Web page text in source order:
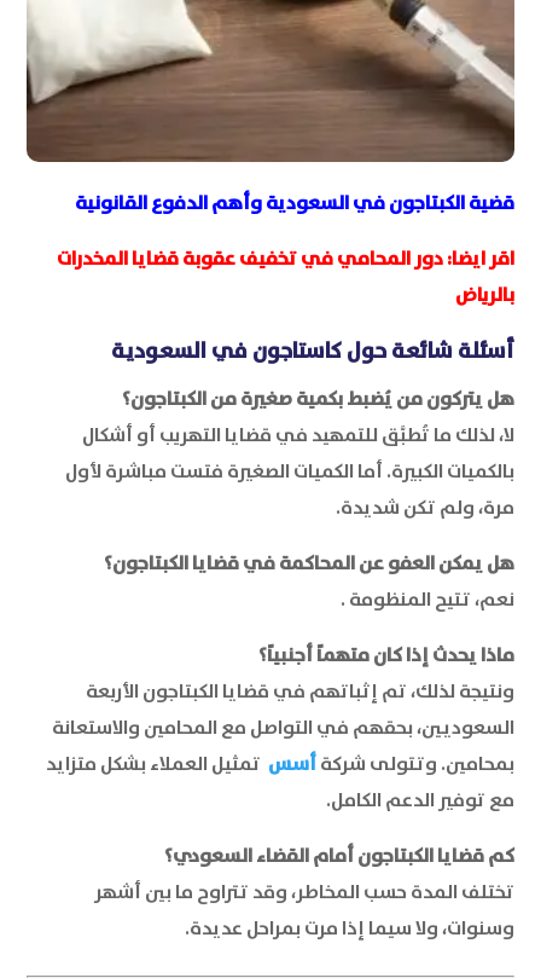
قضية الكبتاجون في السعودية وأهم الدفوع القانونية
اقر ايضا:دور المحامي في تخفيف عقوبة قضايا المخدرات
بالرياض
أسئلة شائعة حول كاستاجون في السعودية
هل يتركون من يُضبط بكمية صغيرة من الكبتاجون؟
لا، لذلك ما تُطبَّق للتمهيد في قضايا التهريب أو أشكال
بالكميات الكبيرة. أما الكميات الصغيرة فتست مباشرة لأول
مرة، ولم تكن شديدة.
هل يمكن العفو عن المحاكمة في قضايا الكبتاجون؟
نعم، تتيح المنظومة .
ماذا يحدث إذا كان متهماً أجنبياً؟
ونتيجة لذلك، تم إثباتهم في قضايا الكبتاجون الأربعة
السعوديين، بحقهم في التواصل مع المحامين والاستعانة
بمحامين. وتتولى شركةأسس تمثيل العملاء بشكل متزايد
مع توفير الدعم الكامل.
كم قضايا الكبتاجون أمام القضاء السعودي؟
تختلف المدة حسب المخاطر، وقد تتراوح ما بين أشهر
وسنوات، ولا سيما إذا مرت بمراحل عديدة.